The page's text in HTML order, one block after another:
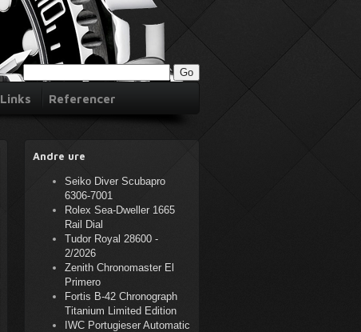
Links Referencer
Andre ure
Seiko Diver Scubapro
6306-7001
Rolex Sea-Dweller 1665
Rail Dial
Tudor Royal 28600 -
2/2026
Zenith Chronomaster El
Primero
Fortis B-42 Chronograph
Titanium Limited Edition
IWC Portugieser Automatic